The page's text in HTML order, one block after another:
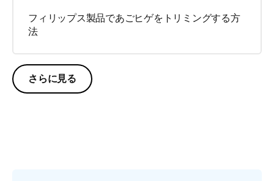
フィリップス製品であごヒゲをトリミングする方
法
さらに見る